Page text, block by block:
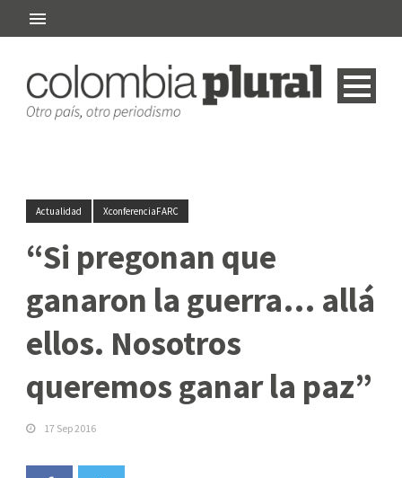
Actualidad XconferenciaFARC
“Si pregonan que
ganaron la guerra… allá
ellos. Nosotros
queremos ganar la paz”
17 Sep 2016